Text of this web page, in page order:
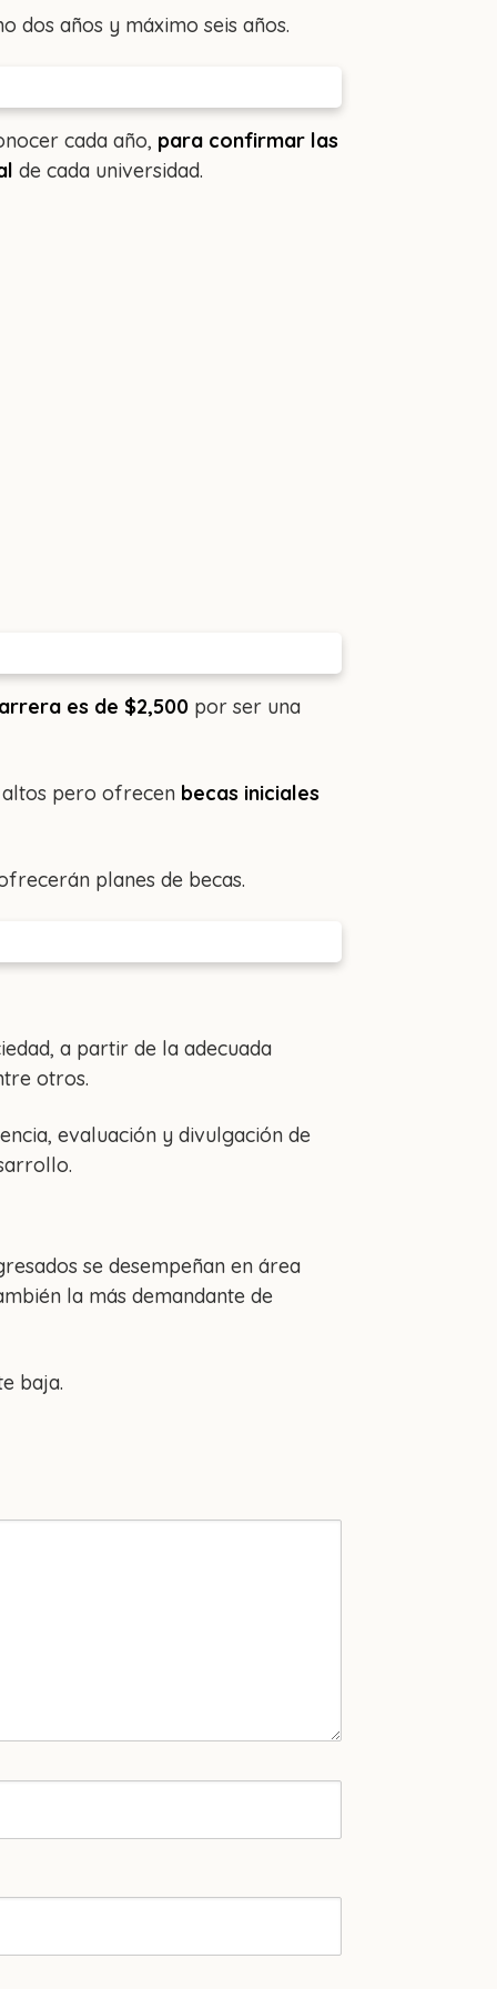
dos años y máximo seis años.
cada año, para confirmar las
de cada universidad.
es de $2,500 por ser una
altos pero ofrecen becas iniciales
planes de becas.
a partir de la adecuada
otros.
evaluación y divulgación de
se desempeñan en área
la más demandante de
baja.